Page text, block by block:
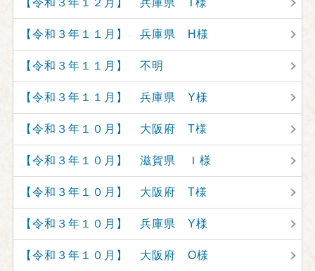
【令和３年１２月】 兵庫県 T様
【令和３年１１月】 兵庫県 H様
【令和３年１１月】 不明
【令和３年１１月】 兵庫県 Y様
【令和３年１０月】 大阪府 T様
【令和３年１０月】 滋賀県 Ｉ様
【令和３年１０月】 大阪府 T様
【令和３年１０月】 兵庫県 Y様
【令和３年１０月】 大阪府 O様